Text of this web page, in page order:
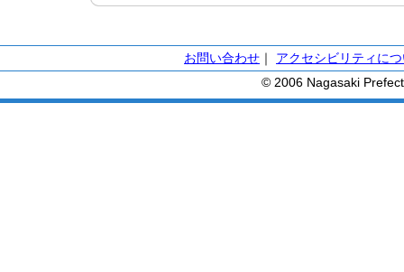
お問い合わせ ｜
アクセシビリティに
© 2006 Nagasaki